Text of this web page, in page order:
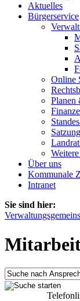
Aktuelles
Bürgerservice
Online
Planen
Über uns
Kommunale
Intranet
Sie sind hier: